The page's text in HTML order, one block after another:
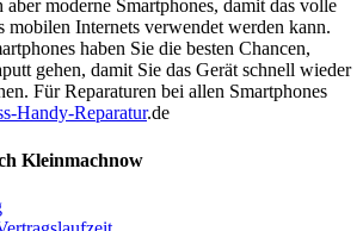
moderne Smartphones, damit das volle
mobilen Internets verwendet werden kann.
haben Sie die besten Chancen,
gehen, damit Sie das Gerät schnell wieder
Für Reparaturen bei allen Smartphones
Handy-Reparatur.de
Kleinmachnow